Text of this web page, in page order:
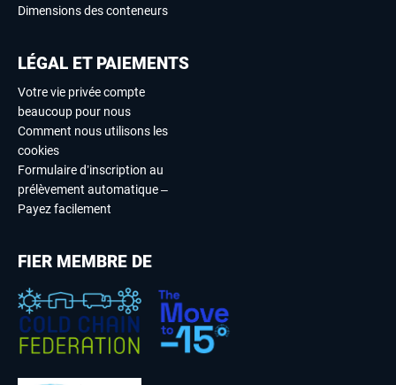
Dimensions des conteneurs
LÉGAL ET PAIEMENTS
Votre vie privée compte
beaucoup pour nous
Comment nous utilisons les
cookies
Formulaire d’inscription au
prélèvement automatique –
Payez facilement
FIER MEMBRE DE